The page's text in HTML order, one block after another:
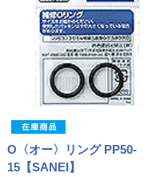
O〈オー〉リング PP50-
15【SANEI】